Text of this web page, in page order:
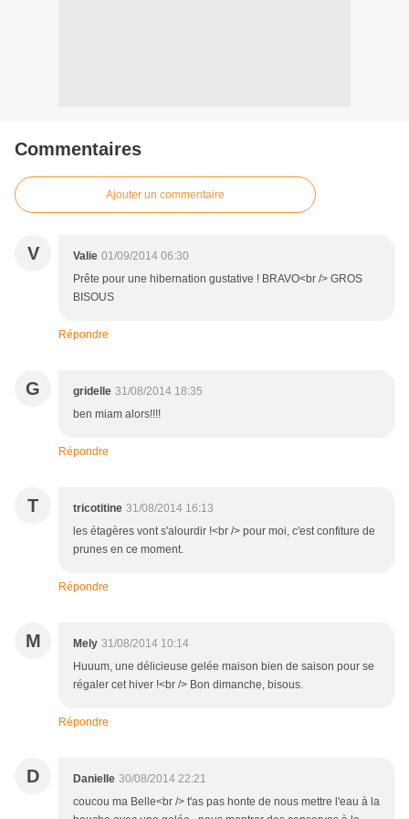
Commentaires
Ajouter un commentaire
V Valie 01/09/2014 06:30
Prête pour une hibernation gustative ! BRAVO<br /> GROS
BISOUS
Répondre
G gridelle 31/08/2014 18:35
ben miam alors!!!!
Répondre
T tricotitine 31/08/2014 16:13
les étagères vont s'alourdir !<br /> pour moi, c'est confiture de
prunes en ce moment.
Répondre
M Mely 31/08/2014 10:14
Huuum, une délicieuse gelée maison bien de saison pour se
régaler cet hiver !<br /> Bon dimanche, bisous.
Répondre
D Danielle 30/08/2014 22:21
coucou ma Belle<br /> t'as pas honte de nous mettre l'eau à la